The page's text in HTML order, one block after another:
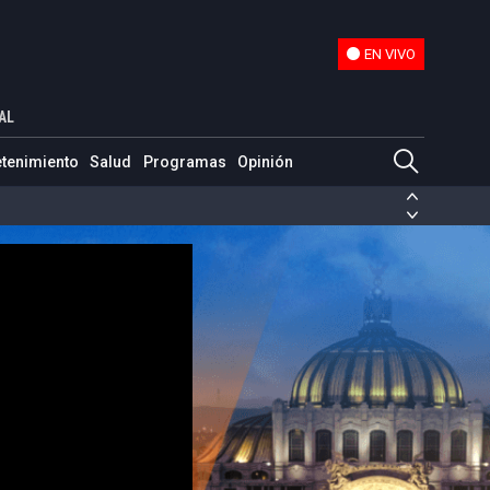
EN VIVO
Salud Programas Opinión
de las FARC